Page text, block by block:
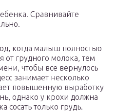
Сравнивайте
когда малыш полностью
от грудного молока, тем
чтобы все вернулось
занимает несколько
повышенную выработку
однако у крохи должна
сосать только грудь.